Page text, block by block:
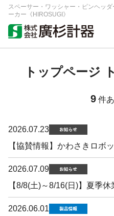
スペーサー・ワッシャー・ピンヘッ
ーカー《HIROSUGI》
商品カテゴリから探す
注文・見積りについて
ご利用ガイド
お問い合わせ窓口
トップページ
9 件
2026.07.23
【協賛情報】かわさきロボ
2026.07.09
【8/8(土)～8/16(日)】夏季
2026.06.01